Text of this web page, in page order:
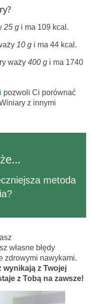
25 g i ma 109 kcal.
10 g i ma 44 kcal.
waży 400 g i ma 1740
pozwoli Ci porównać
z innymi
metoda
własne błędy
zdrowymi nawykami.
wynikają z Twojej
z Tobą na zawsze!